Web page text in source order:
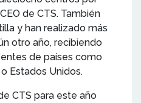
de CTS. También
y han realizado más
otro año, recibiendo
de países como
Estados Unidos.
CTS para este año